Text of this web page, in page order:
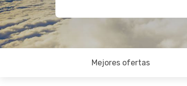
Mejores ofertas